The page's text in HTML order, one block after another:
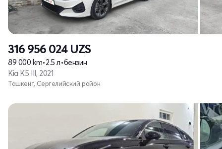
316 956 024 UZS
89 000 km•2.5 л•бензин
Kia K5 III, 2021
Ташкент, Сергелийский район